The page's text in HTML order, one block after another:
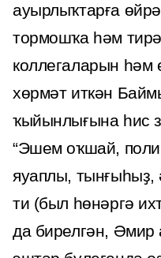
ауырлыҡтарға
тормошҡа һәм
коллегаларын һәм
хөрмәт иткән
ҡыйынлығына һис
“Эшем оҡшай,
яуаплы, тынғыһыҙ,
ти (был һөнәргә
да бирелгән, Әмир